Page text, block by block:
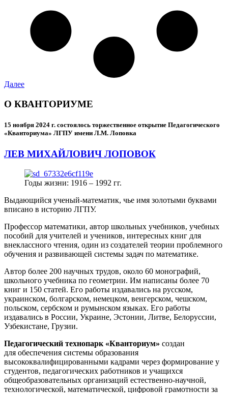
Далее
О КВАНТОРИУМЕ
15 ноября 2024 г. состоялось торжественное открытие Педагогического
«Кванториума» ЛГПУ имени Л.М. Лоповка
ЛЕВ МИХАЙЛОВИЧ ЛОПОВОК
Годы жизни: 1916 – 1992 гг.
Выдающийся ученый-математик, чье имя золотыми буквами
вписано в историю ЛГПУ.
Профессор математики, автор школьных учебников, учебных
пособий для учителей и учеников, интересных книг для
внеклассного чтения, один из создателей теории проблемного
обучения и развивающей системы задач по математике.
Автор более 200 научных трудов, около 60 монографий,
школьного учебника по геометрии. Им написаны более 70
книг и 150 статей. Его работы издавались на русском,
украинском, болгарском, немецком, венгерском, чешском,
польском, сербском и румынском языках. Его работы
издавались в России, Украине, Эстонии, Литве, Белоруссии,
Узбекистане, Грузии.
Педагогический технопарк «Кванториум» создан
для обеспечения системы образования
высококвалифицированными кадрами через формирование у
студентов, педагогических работников и учащихся
общеобразовательных организаций естественно-научной,
технологической, математической, цифровой грамотности за